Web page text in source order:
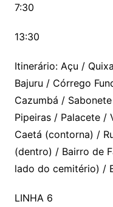
7:30
13:30
Itinerário: Açu /
Bajuru / Córrego
Cazumbá /
Pipeiras / Palacete /
Caetá (contorna) /
(dentro) / Bairro de
lado do cemitério) /
LINHA 6